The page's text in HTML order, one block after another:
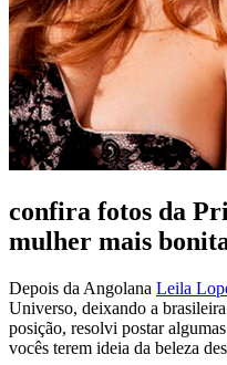
confira fotos da
mulher mais
Depois da Angolana Leila
Universo, deixando a
posição, resolvi postar
vocês terem ideia da beleza